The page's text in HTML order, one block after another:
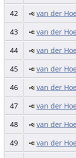
42
van der
43
van der
44
van der
45
van der
46
van der
47
van der
48
van der
49
van der